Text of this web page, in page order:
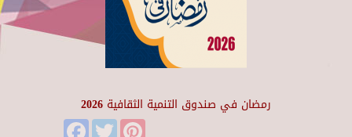
رمضان في صندوق التنمية الثقافية 2026
FacebookTwitter